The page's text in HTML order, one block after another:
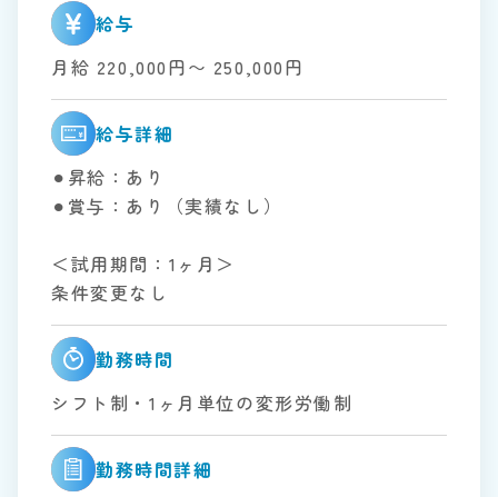
給与
月給 220,000円〜 250,000円
給与詳細
⚫︎昇給：あり
⚫︎賞与：あり（実績なし）
＜試用期間：1ヶ月＞
条件変更なし
勤務時間
シフト制・1ヶ月単位の変形労働制
勤務時間詳細